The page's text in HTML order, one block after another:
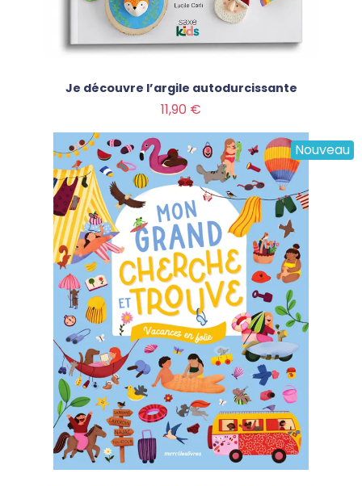
Je découvre l’argile autodurcissante
11,90 €
Nouveau